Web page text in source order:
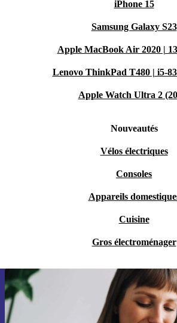
iPhone 15
Samsung Galaxy S23
Apple MacBook Air 2020 |
Lenovo ThinkPad T480 | i5-
Apple Watch Ultra 2
Nouveautés
Vélos électriques
Consoles
Appareils
Cuisine
Gros électroménager
Recevoir offres et infos
par mail